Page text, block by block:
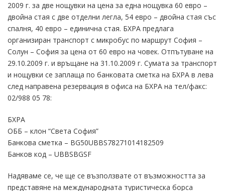
2009 г. за две нощувки на цена за една нощувка 60 евро –
двойна стая с две отделни легла, 54 евро – двойна стая със
спалня, 40 евро – единична стая. БХРА предлага
организиран транспорт с микробус по маршрут София –
Солун – София за цена от 60 евро на човек. Отпътуване на
29.10.2009 г. и връщане на 31.10.2009 г. Сумата за транспорт
и нощувки се заплаща по банковата сметка на БХРА в лева
след направена резервация в офиса на БХРА на тел/факс:
02/988 05 78:
БХРА
ОББ – клон “Света София”
Банкова сметка – BG50UBBS78271014182509
Банков код – UBBSBGSF
Надяваме се, че ще се възползвате от възможността за
представяне на международната туристическа борса